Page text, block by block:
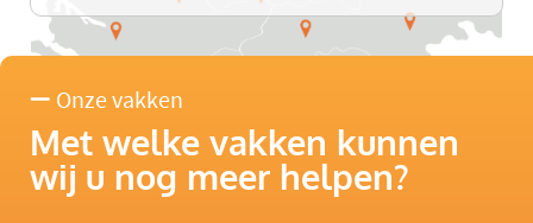
Onze vakken
Met welke vakken kunnen
wij u nog meer helpen?